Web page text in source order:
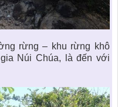
rừng – khu rừng khô
Núi Chúa, là đến với